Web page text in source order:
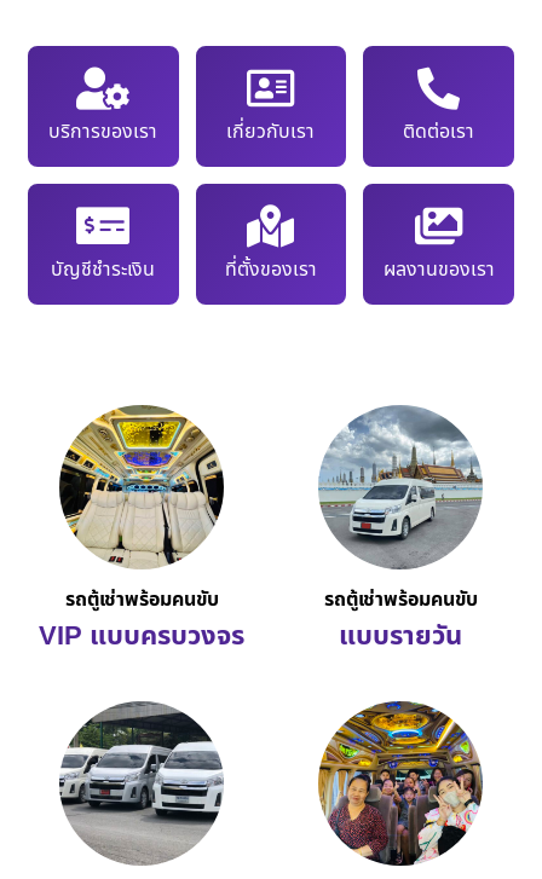
บริการของเรา เกี่ยวกับเรา ติดต่อเรา
บัญชีชำระเงิน ที่ตั้งของเรา ผลงานของเรา
รถตู้เช่าพร้อมคนขับ
VIP แบบครบวงจร
รถตู้เช่าพร้อมคนขับ
แบบรายวัน